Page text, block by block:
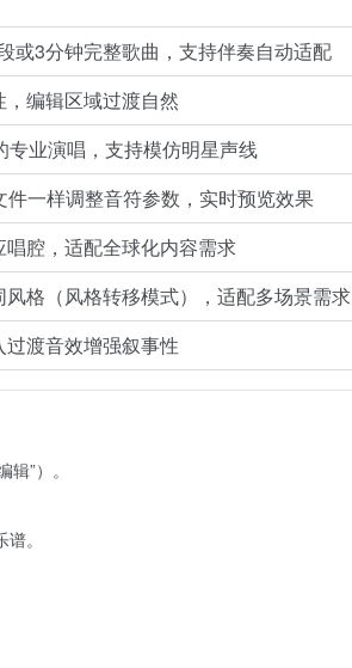
或3分钟完整歌曲，支持伴奏自动适配
编辑区域过渡自然
业演唱，支持模仿明星声线
一样调整音符参数，实时预览效果
腔，适配全球化内容需求
格（风格转移模式），适配多场景需求
渡音效增强叙事性
”）。
。